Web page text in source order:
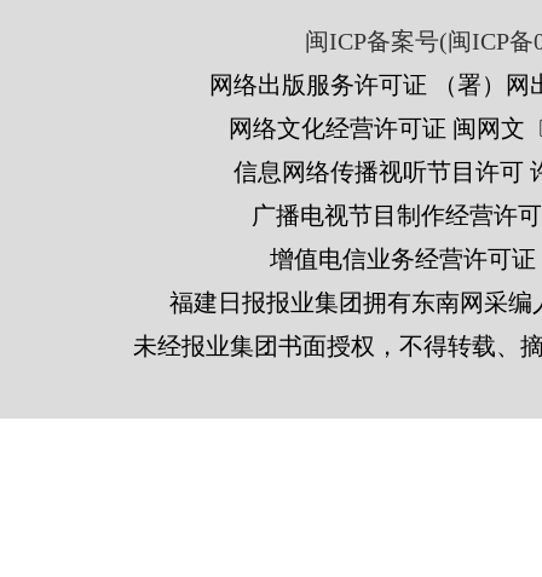
闽ICP备案号(闽ICP备
网络出版服务许可证 （署）网
网络文化经营许可证 闽网文
信息网络传播视听节目许可
广播电视节目制作经营许
增值电信业务经营许可证
福建日报报业集团拥有东南网采
未经报业集团书面授权，不得转载、